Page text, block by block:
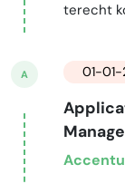
terecht
A 01-